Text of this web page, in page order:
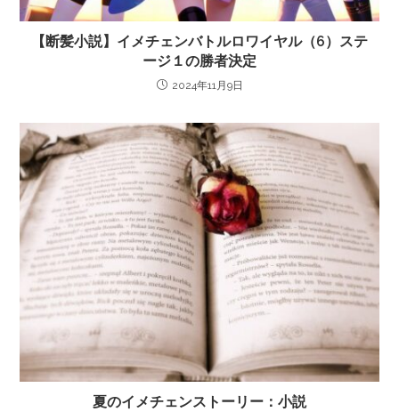
【断髪小説】イメチェンバトルロワイヤル（6）ステ
ージ１の勝者決定
2024年11月9日
夏のイメチェンストーリー：小説